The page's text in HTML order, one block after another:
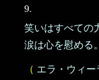
9.
笑いはすべての
涙は心を慰める。
（ エラ・ウィー